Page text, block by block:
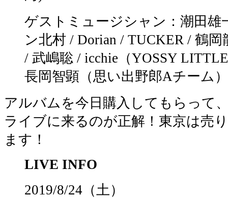
ゲストミュージシャン：潮田雄
ン北村 / Dorian / TUCKER / 鶴
/ 武嶋聡 / icchie（YOSSY
長岡智顕（思い出野郎Aチーム）
アルバムを今日購入してもらって
ライブに来るのが正解！東京は売
ます！
LIVE INFO
2019/8/24（土）